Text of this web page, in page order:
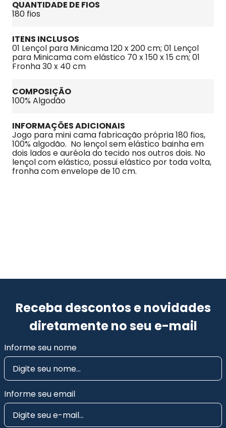
QUANTIDADE DE FIOS
180 fios
ITENS INCLUSOS
01 Lençol para Minicama 120 x 200 cm; 01 Lençol
para Minicama com elástico 70 x 150 x 15 cm; 01
Fronha 30 x 40 cm
COMPOSIÇÃO
100% Algodão
INFORMAÇÕES ADICIONAIS
Jogo para mini cama fabricação própria 180 fios,
100% algodão.  No lençol sem elástico bainha em
dois lados e auréola do tecido nos outros dois. No
lençol com elástico, possui elástico por toda volta,
fronha com envelope de 10 cm.
Receba descontos e novidades
diretamente no seu e-mail
Informe seu nome
Informe seu email